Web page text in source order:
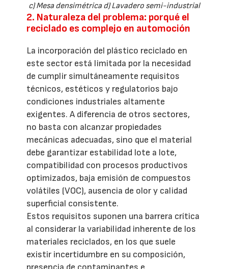
c) Mesa densimétrica d) Lavadero semi-industrial
2. Naturaleza del problema: porqué el
reciclado es complejo en automoción
La incorporación del plástico reciclado en
este sector está limitada por la necesidad
de cumplir simultáneamente requisitos
técnicos, estéticos y regulatorios bajo
condiciones industriales altamente
exigentes. A diferencia de otros sectores,
no basta con alcanzar propiedades
mecánicas adecuadas, sino que el material
debe garantizar estabilidad lote a lote,
compatibilidad con procesos productivos
optimizados, baja emisión de compuestos
volátiles (VOC), ausencia de olor y calidad
superficial consistente.
Estos requisitos suponen una barrera crítica
al considerar la variabilidad inherente de los
materiales reciclados, en los que suele
existir incertidumbre en su composición,